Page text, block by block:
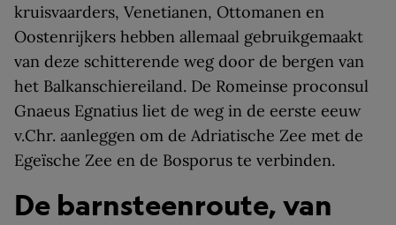
kruisvaarders, Venetianen, Ottomanen en
Oostenrijkers hebben allemaal gebruikgemaakt
van deze schitterende weg door de bergen van
het Balkanschiereiland. De Romeinse proconsul
Gnaeus Egnatius liet de weg in de eerste eeuw
v.Chr. aanleggen om de Adriatische Zee met de
Egeïsche Zee en de Bosporus te verbinden.
De barnsteenroute, van